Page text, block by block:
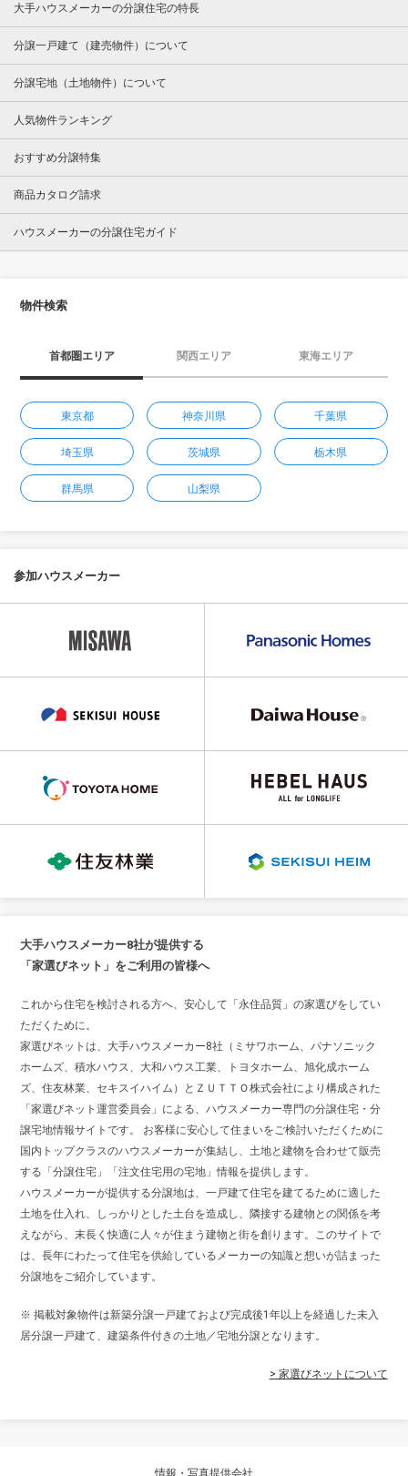
大手ハウスメーカーの分譲住宅の特長
分譲一戸建て（建売物件）について
分譲宅地（土地物件）について
人気物件ランキング
おすすめ分譲特集
商品カタログ請求
ハウスメーカーの分譲住宅ガイド
物件検索
首都圏エリア 関西エリア 東海エリア
東京都 神奈川県 千葉県
埼玉県 茨城県 栃木県
群馬県 山梨県
参加ハウスメーカー
大手ハウスメーカー8社が提供する
「家選びネット」をご利用の皆様へ
これから住宅を検討される方へ、安心して「永住品質」の家選びをしてい
ただくために。
家選びネットは、大手ハウスメーカー8社（ミサワホーム、パナソニック
ホームズ、積水ハウス、大和ハウス工業、トヨタホーム、旭化成ホーム
ズ、住友林業、セキスイハイム）とＺＵＴＴＯ株式会社により構成された
「家選びネット運営委員会」による、ハウスメーカー専門の分譲住宅・分
譲宅地情報サイトです。 お客様に安心して住まいをご検討いただくために
国内トップクラスのハウスメーカーが集結し、土地と建物を合わせて販売
する「分譲住宅」「注文住宅用の宅地」情報を提供します。
ハウスメーカーが提供する分譲地は、一戸建て住宅を建てるために適した
土地を仕入れ、しっかりとした土台を造成し、隣接する建物との関係を考
えながら、末長く快適に人々が住まう建物と街を創ります。このサイトで
は、長年にわたって住宅を供給しているメーカーの知識と想いが詰まった
分譲地をご紹介しています。
※ 掲載対象物件は新築分譲一戸建ておよび完成後1年以上を経過した未入
居分譲一戸建て、建築条件付きの土地／宅地分譲となります。
> 家選びネットについて